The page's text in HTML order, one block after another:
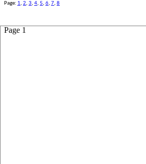
Page 1
Page: 1, 2, 3, 4, 5, 6, 7, 8